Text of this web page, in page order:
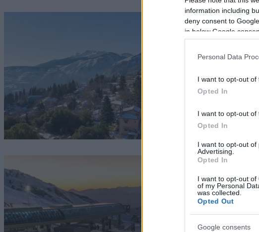
information including
deny consent to
in below Google
Personal Data
I want to opt-out of
Opted In
I want to opt-out of
Opted In
I want to opt-out of
Advertising.
Opted In
I want to opt-out of
of my Personal
was collected.
Opted Out
Google consents
BEST OF
Οι
Από